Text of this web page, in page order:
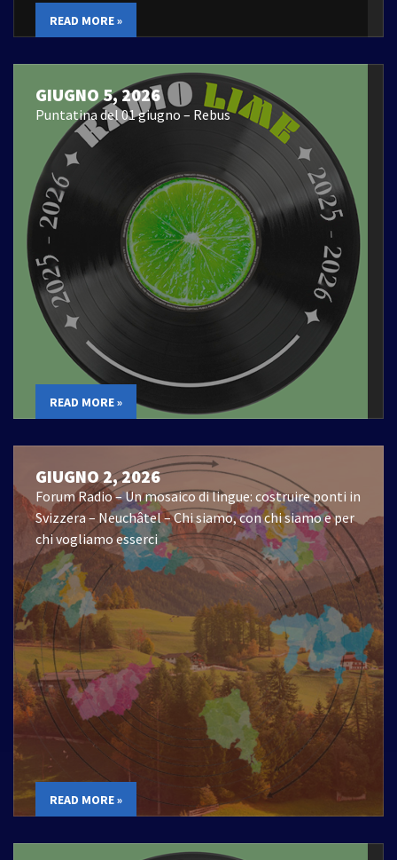
READ MORE »
GIUGNO 5, 2026
Puntatina del 01 giugno – Rebus
READ MORE »
GIUGNO 2, 2026
Forum Radio – Un mosaico di lingue: costruire ponti in
Svizzera – Neuchâtel – Chi siamo, con chi siamo e per
chi vogliamo esserci
READ MORE »